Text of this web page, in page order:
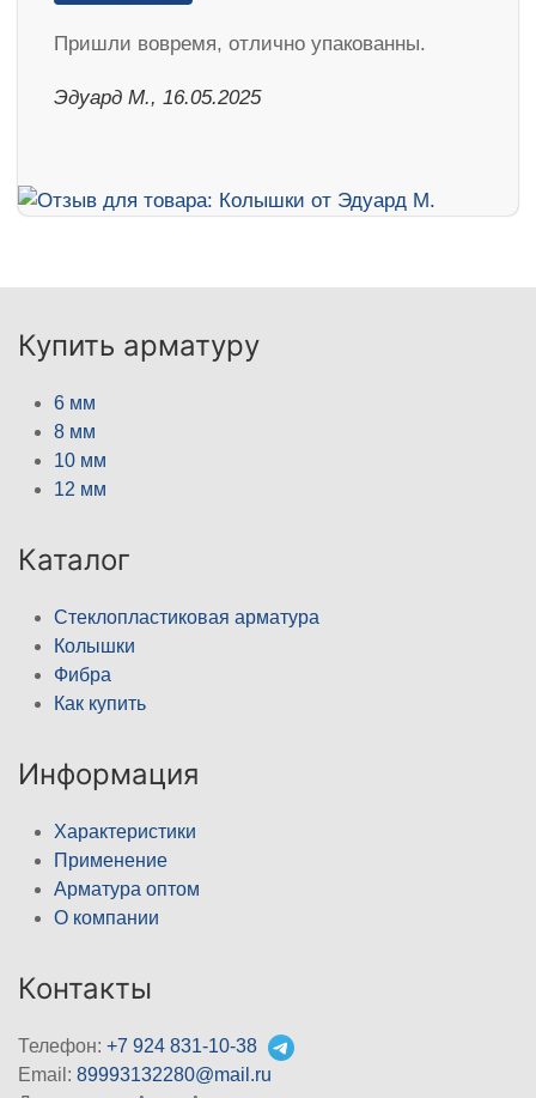
Пришли вовремя, отлично упакованны.
Эдуард М., 16.05.2025
Купить арматуру
6 мм
8 мм
10 мм
12 мм
Каталог
Стеклопластиковая арматура
Колышки
Фибра
Как купить
Информация
Характеристики
Применение
Арматура оптом
О компании
Контакты
Телефон: +7 924 831-10-38
Email: 89993132280@mail.ru